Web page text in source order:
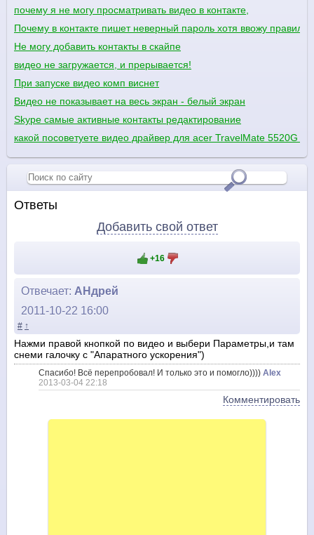
почему я не могу просматривать видео в контакте,
Почему в контакте пишет неверный пароль хотя ввожу
Не могу добавить контакты в скайпе
видео не загружается, и прерывается!
При запуске видео комп виснет
Видео не показывает на весь экран - белый экран
Skype самые активные контакты редактирование
какой посоветуете видео драйвер для acer TravelMate 5520G
Ответы
Добавить свой ответ
+16
Отвечает: АНдрей
2011-10-22 16:00
# ↑
Нажми правой кнопкой по видео и выбери Параметры,и там
снеми галочку с "Апаратного ускорения")
Спасибо! Всё перепробовал! И только это и помогло)))) Alex
2013-03-04 22:18
Комментировать